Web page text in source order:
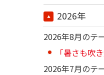
2026年
2026年8月のテ
「暑さも吹
2026年7月のテ